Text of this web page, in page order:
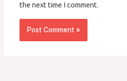
the next time I comment.